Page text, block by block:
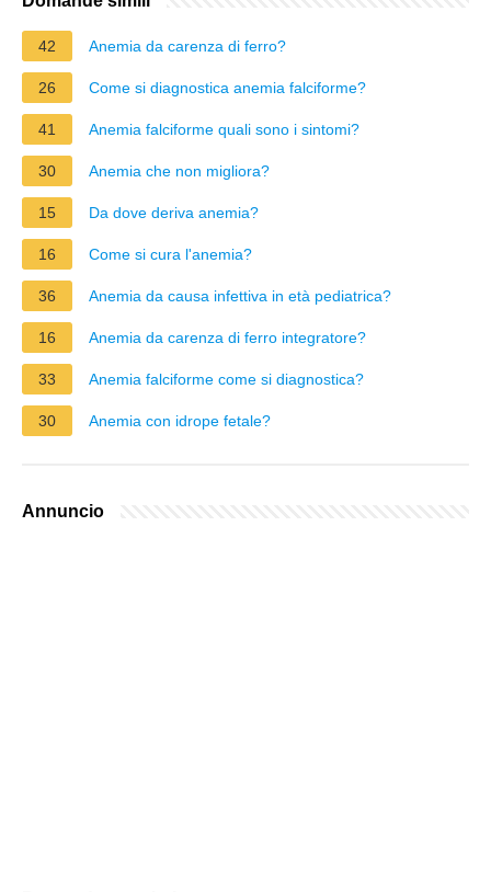
42 Anemia da carenza di ferro?
26 Come si diagnostica anemia falciforme?
41 Anemia falciforme quali sono i sintomi?
30 Anemia che non migliora?
15 Da dove deriva anemia?
16 Come si cura l'anemia?
36 Anemia da causa infettiva in età pediatrica?
16 Anemia da carenza di ferro integratore?
33 Anemia falciforme come si diagnostica?
30 Anemia con idrope fetale?
Annuncio